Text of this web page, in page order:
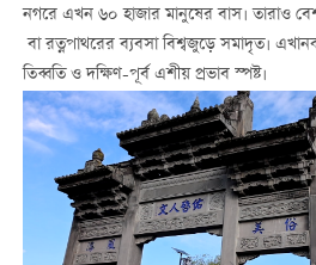
নগরে এখন ৬০ হাজার মানুষের বাস। তারাও
বা রত্নপাথরের ব্যবসা বিশ্বজুড়ে সমাদৃত।
তিব্বতি ও দক্ষিণ-পূর্ব এশীয় প্রভাব স্পষ্ট।